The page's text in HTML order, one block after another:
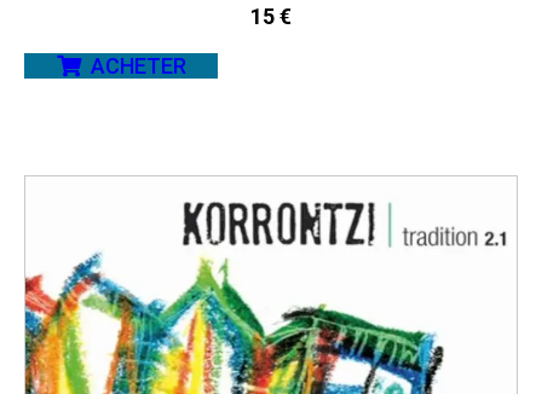
15€
ACHETER